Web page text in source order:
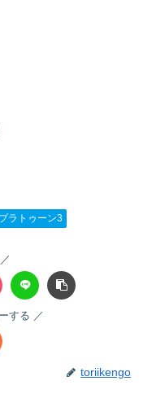
ラトゥーン3
する
toriikengo